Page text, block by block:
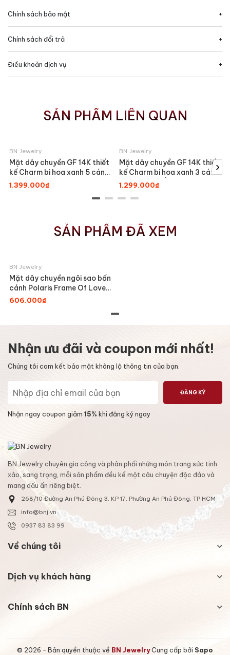
Chính sách bảo mật
Chính sách đổi trả
Điều khoản dịch vụ
SẢN PHẨM LIÊN QUAN
BN Jewelry
Mặt dây chuyền GF 14K thiết
kế Charm bi hoa xanh 5 cánh
BN JEWELRY - PK502_E
1.399.000₫
BN Jewelry
Mặt dây chuyền GF 14K thiết
kế Charm bi hoa xanh 3 cánh
BN JEWELRY | PK501_E
1.299.000₫
›
SẢN PHẨM ĐÃ XEM
BN Jewelry
Mặt dây chuyền ngôi sao bốn
cánh Polaris Frame Of Love
BN JEWELRY
606.000₫
Nhận ưu đãi và coupon mới nhất!
Chúng tôi cam kết bảo mật không lộ thông tin của bạn.
ĐĂNG KÝ
Nhận ngay coupon giảm 15% khi đăng ký ngay
BN Jewelry chuyên gia công và phân phối những món trang sức tinh
xảo, sang trọng, mỗi sản phẩm đều kể một câu chuyện độc đáo và
mang dấu ấn riêng biệt.
268/10 Đường An Phú Đông 3, KP 17, Phường An Phú Đông, TP.HCM
info@bnj.vn
0937 83 83 99
Về chúng tôi
Dịch vụ khách hàng
Chính sách BN
© 2026 - Bản quyền thuộc về BN JewelryCung cấp bởi Sapo